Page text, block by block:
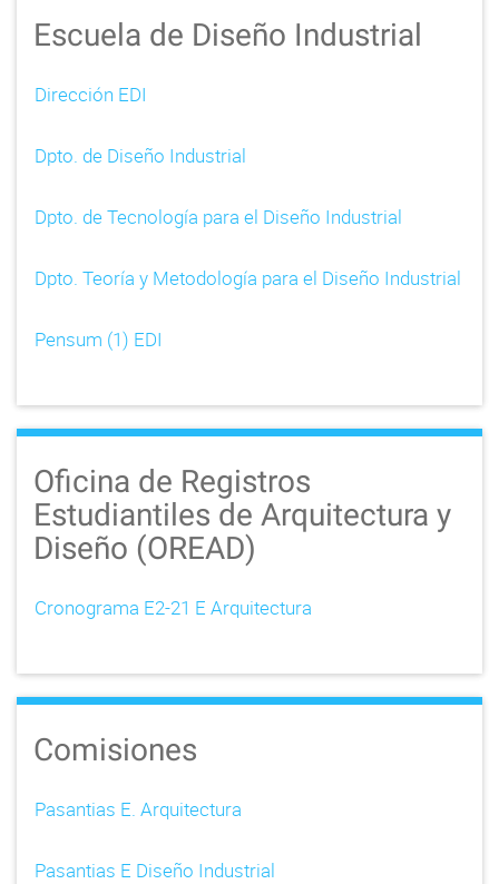
Escuela de Diseño Industrial
Dirección EDI
Dpto. de Diseño Industrial
Dpto. de Tecnología para el Diseño Industrial
Dpto. Teoría y Metodología para el Diseño Industrial
Pensum (1) EDI
Oficina de Registros
Estudiantiles de Arquitectura y
Diseño (OREAD)
Cronograma E2-21 E Arquitectura
Comisiones
Pasantias E. Arquitectura
Pasantias E Diseño Industrial